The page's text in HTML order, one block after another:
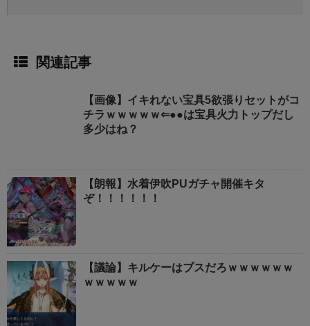
関連記事
【画像】イキれない宝具5欲張りセットがコ
チラｗｗｗｗｗ⇐●●は宝具火力トップだし
多少はね？
【朗報】水着伊吹PUガチャ開催キタ
ぞ！！！！！！
【議論】キルケーはブスだろｗｗｗｗｗｗ
ｗｗｗｗｗ